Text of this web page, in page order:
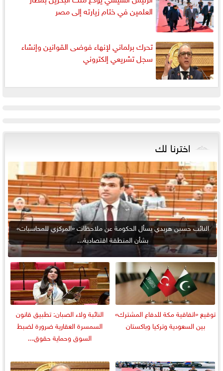
العلمين في ختام زيارته إلى مصر
تحرك برلماني لإنهاء فوضى القوانين وإنشاء
سجل تشريعي إلكتروني
اخترنا لك
النائب حسين هريدي يسأل الحكومة عن ملاحظات «المركزي للمحاسبات»
بشأن المنطقة اقتصادية...
توقيع «اتفاقية مكة للدفاع المشترك»
بين السعودية وتركيا وباكستان
النائبة ولاء الصبان: تطبيق قانون
السمسرة العقارية ضرورة لضبط
السوق وحماية حقوق...